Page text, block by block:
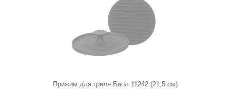
Прижим для гриля Биол 11242 (21,5 см)